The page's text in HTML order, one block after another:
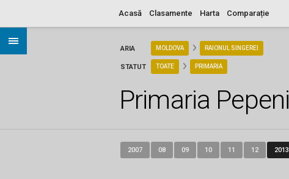
Acasă Clasamente Harta Comparație
ARIA
STATUT
MOLDOVA RAIONUL SINGEREI
TOATE PRIMARIA
Primaria Pepeni
2007 08 09 10 11 12 2013